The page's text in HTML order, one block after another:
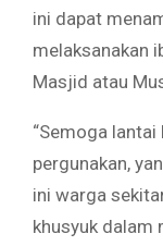
ini dapat
melaksanakan
Masjid atau
“Semoga
pergunakan,
ini warga
khusyuk dalam